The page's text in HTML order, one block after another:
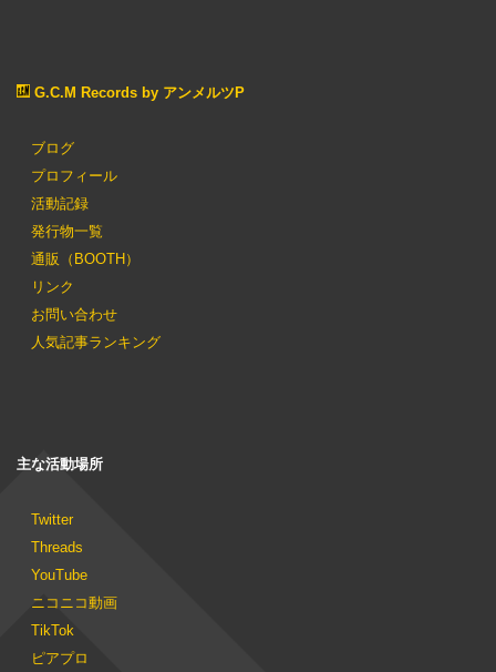
G.C.M Records by アンメルツP
ブログ
プロフィール
活動記録
発行物一覧
通販（BOOTH）
リンク
お問い合わせ
人気記事ランキング
主な活動場所
Twitter
Threads
YouTube
ニコニコ動画
TikTok
ピアプロ